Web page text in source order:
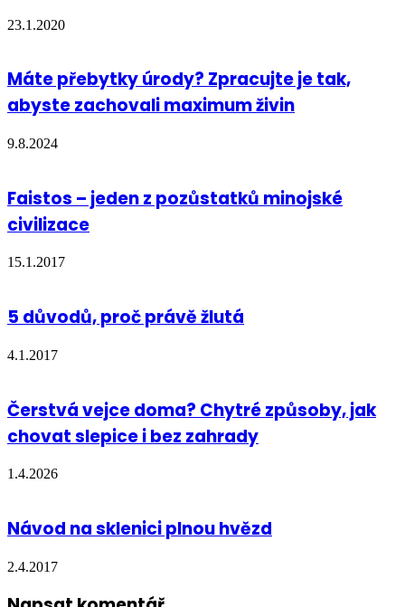
23.1.2020
Máte přebytky úrody? Zpracujte je tak,
abyste zachovali maximum živin
9.8.2024
Faistos – jeden z pozůstatků minojské
civilizace
15.1.2017
5 důvodů, proč právě žlutá
4.1.2017
Čerstvá vejce doma? Chytré způsoby, jak
chovat slepice i bez zahrady
1.4.2026
Návod na sklenici plnou hvězd
2.4.2017